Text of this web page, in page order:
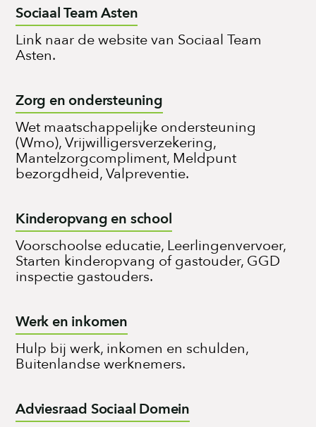
Sociaal Team Asten
Link naar de website van Sociaal Team
Asten.
Zorg en ondersteuning
Wet maatschappelijke ondersteuning
(Wmo), Vrijwilligersverzekering,
Mantelzorgcompliment, Meldpunt
bezorgdheid, Valpreventie.
Kinderopvang en school
Voorschoolse educatie, Leerlingenvervoer,
Starten kinderopvang of gastouder, GGD
inspectie gastouders.
Werk en inkomen
Hulp bij werk, inkomen en schulden,
Buitenlandse werknemers.
Adviesraad Sociaal Domein